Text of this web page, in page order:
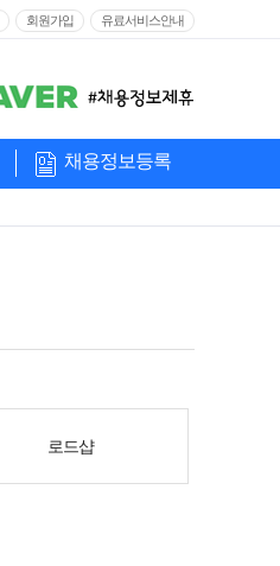
회원가입 유료서비스안내
채용정보등록
로드샵